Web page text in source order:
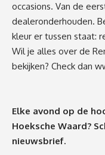
occasions. Van de
dealeronderhouden.
kleur er tussen staat:
Wil je alles over de
bekijken? Check dan
Elke avond op de
Hoeksche Waard?
nieuwsbrief.